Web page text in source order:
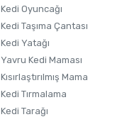
Kedi Oyuncağı
Kedi Taşıma Çantası
Kedi Yatağı
Yavru Kedi Maması
Kısırlaştırılmış Mama
Kedi Tırmalama
Kedi Tarağı